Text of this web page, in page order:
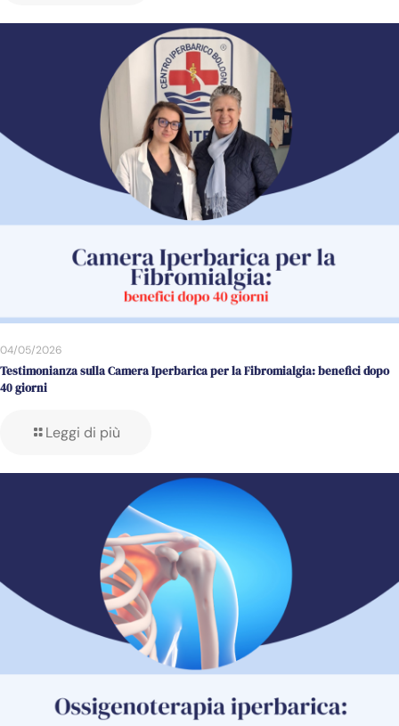
04/05/2026
Testimonianza sulla Camera Iperbarica per la Fibromialgia: benefici dopo
40 giorni
Leggi di più